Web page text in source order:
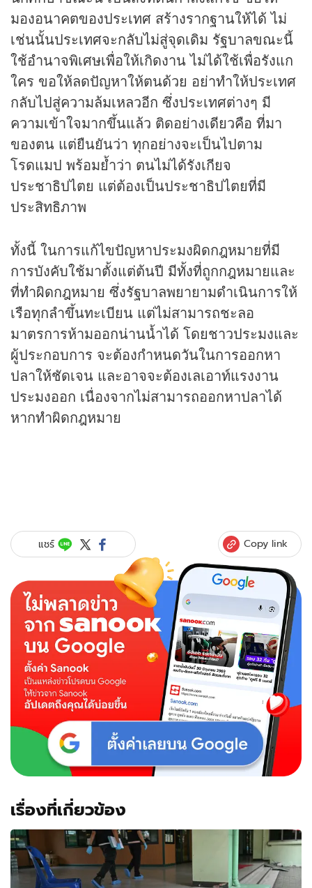
มองอนาคตของประเทศ สร้างรากฐานให้ได้ ไม่
เช่นนั้นประเทศจะกลับไม่สู่จุดเดิม รัฐบาลขณะนี้
ใช้อำนาจพิเศษเพื่อให้เกิดงาน ไม่ได้ใช้เพื่อรังแก
ใคร ขอให้ลดปัญหาให้ตนด้วย อย่าทำให้ประเทศ
กลับไปสู่ความล้มเหลวอีก ซึ่งประเทศต่างๆ มี
ความเข้าใจมากขึ้นแล้ว ติดอย่างเดียวคือ ที่มา
ของตน แต่ยืนยันว่า ทุกอย่างจะเป็นไปตาม
โรดแมป พร้อมย้ำว่า ตนไม่ได้รังเกียจ
ประชาธิปไตย แต่ต้องเป็นประชาธิปไตยที่มี
ประสิทธิภาพ
ทั้งนี้ ในการแก้ไขปัญหาประมงผิดกฎหมายที่มี
การบังคับใช้มาตั้งแต่ต้นปี มีทั้งที่ถูกกฎหมายและ
ที่ทำผิดกฎหมาย ซึ่งรัฐบาลพยายามดำเนินการให้
เรือทุกลำขึ้นทะเบียน แต่ไม่สามารถชะลอ
มาตรการห้ามออกน่านน้ำได้ โดยชาวประมงและ
ผู้ประกอบการ จะต้องกำหนดวันในการออกหา
ปลาให้ชัดเจน และอาจจะต้องเลเอาท์แรงงาน
ประมงออก เนื่องจากไม่สามารถออกหาปลาได้
หากทำผิดกฎหมาย
แชร์ Copy link
เรื่องที่เกี่ยวข้อง